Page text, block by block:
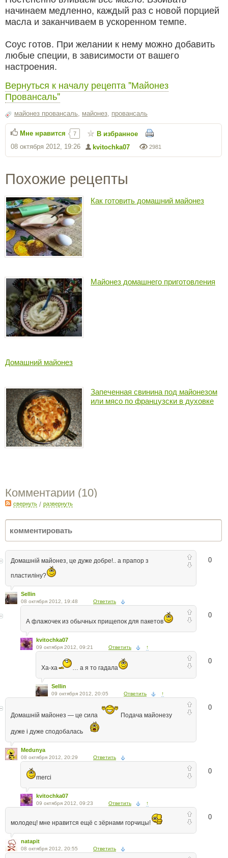
начинаем медленно, каждый раз с новой порцией
масла и заканчиваем в ускоренном темпе.
Соус готов. При желании к нему можно добавить
любые специи, в зависимости от вашего
настроения.
Вернуться к началу рецепта "Майонез
Провансаль"
майонез провансаль, майонез, провансаль
2981
kvitochka07
08 октября 2012, 19:26
Мне нравится 7 В избранное
Похожие рецепты
Как готовить домашний майонез
Майонез домашнего приготовления
Домашний майонез
Запеченная свинина под майонезом
или мясо по французски в духовке
Комментарии (10)
свернуть / развернуть
0
Домашній майонез, це дуже добре!.. а прапор з
пластиліну?
Sellin
08 октября 2012, 19:48 Ответить
0
А флажочек из обычных прищепок для пакетов
kvitochka07
09 октября 2012, 09:21 Ответить ↑
0
Ха-ха … а я то гадала
Sellin
09 октября 2012, 20:05 Ответить ↑
0
Домашній майонез — це сила Подача майонезу
дуже і дуже сподобалась
Medunya
08 октября 2012, 20:29 Ответить
0
merci
kvitochka07
09 октября 2012, 09:23 Ответить ↑
0
молодец! мне нравится ещё с зёрнами горчицы!
natapit
08 октября 2012, 20:55 Ответить